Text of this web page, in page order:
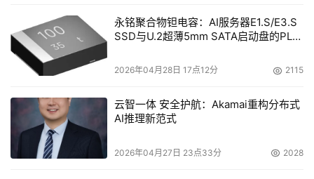
还能提升产能，使可用性最佳化，并降低整体拥有成本。这
两种新服务套装提供StorageWorks eva3000 (SP2)、HP
StorageWorks eva5000与HP StorageWorks Continuous
促进储存统合
储存统合以三种关键方式影响客户的业务：降低成
永铭聚合物钽电容：AI服务器E1.S/E3.S
SSD与U.2超薄5mm SATA启动盘的PLP
2026年04月28日 17点12分 2115
云智一体 安全护航：Akamai重构分布式
AI推理新范式
2026年04月27日 23点33分 2028